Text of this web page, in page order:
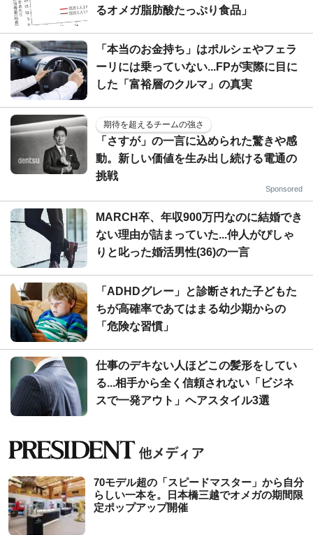
るオメガ脂肪酸たっぷり食品」
「本当のお金持ち」はポルシェやフェラ
ーリには乗っていない...FPが実際に目に
した「富裕層のクルマ」の真実
期待を超えるチームの強さ
「さすが」の一言に込められた驚きや感
動。新しい価値を生み出し続ける電通の
挑戦
Sponsored
MARCH卒、年収900万円なのに結婚でき
ない理由が詰まっていた...仲人がぴしゃ
りと叱った婚活男性(36)の一言
「ADHDグレー」と診断された子どもた
ちが高確率であてはまる幼少期からの
「危険な習慣」
仕事のデキない人ほどこの髪形をしてい
る...相手から全く信頼されない「ビジネ
スで一発アウト」ヘアスタイル3選
70モデル超の「スピードマスター」から自分
らしい一本を。日本橋三越でオメガの期間限
定ポップアップ開催